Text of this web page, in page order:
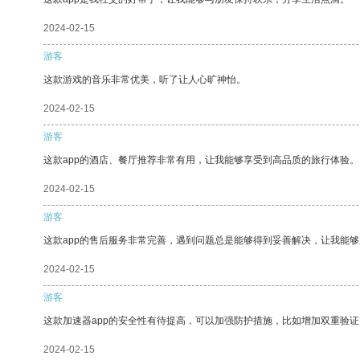
2024-02-15
游客
这款游戏的音乐非常优美，听了让人心旷神怡。
2024-02-15
游客
这款app的酒店、餐厅推荐非常有用，让我能够享受到高品质的旅行体验。
2024-02-15
游客
这款app的售后服务非常完善，遇到问题总是能够得到妥善解决，让我能够
2024-02-15
游客
这款加速器app的安全性有待提高，可以加强防护措施，比如增加双重验证
2024-02-15